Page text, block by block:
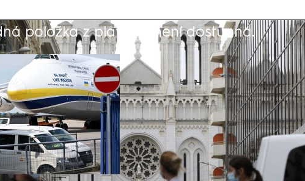
položka z playlistu není dostupná.